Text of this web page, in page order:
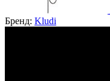
Бренд: Kludi